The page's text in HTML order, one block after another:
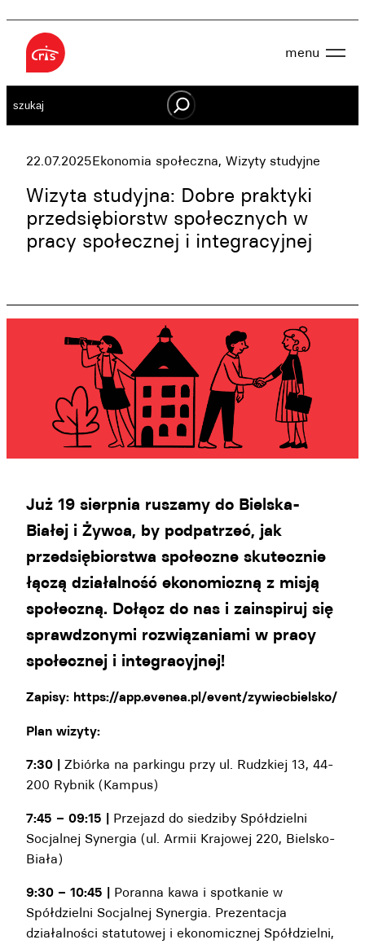
Przejdź
treści
menu
Aktualności
Wspieraj nas
Kontakt
OWES
Oferta
Szukaj
22.07.2025Ekonomia społeczna, Wizyty studyjne
Wizyta studyjna: Dobre praktyki
przedsiębiorstw społecznych w
pracy społecznej i integracyjnej
Już 19 sierpnia ruszamy do Bielska-
Białej i Żywca, by podpatrzeć, jak
przedsiębiorstwa społeczne skutecznie
łączą działalność ekonomiczną z misją
społeczną. Dołącz do nas i zainspiruj się
sprawdzonymi rozwiązaniami w pracy
społecznej i integracyjnej!
Zapisy: https://app.evenea.pl/event/zywiecbielsko/
Plan wizyty:
7:30 | Zbiórka na parkingu przy ul. Rudzkiej 13, 44-
200 Rybnik (Kampus)
7:45 – 09:15 | Przejazd do siedziby Spółdzielni
Socjalnej Synergia (ul. Armii Krajowej 220, Bielsko-
Biała)
9:30 – 10:45 | Poranna kawa i spotkanie w
Spółdzielni Socjalnej Synergia. Prezentacja
działalności statutowej i ekonomicznej Spółdzielni,